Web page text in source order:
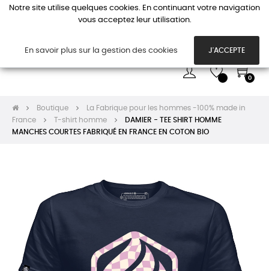
la
0
Boutique
La Fabrique pour les hommes -100% made in
France
T-shirt homme
DAMIER - TEE SHIRT HOMME
MANCHES COURTES FABRIQUÉ EN FRANCE EN COTON BIO
Notre site utilise quelques cookies. En continuant votre navigation
vous acceptez leur utilisation.
En savoir plus sur la gestion des cookies J'ACCEPTE